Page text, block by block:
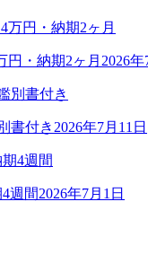
円・納期2ヶ月 2026年
書付き 2026年7月11日
週間2026年7月1日